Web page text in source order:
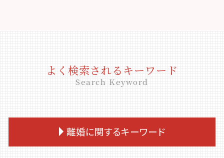
よく検索されるキーワード
Search Keyword
離婚に関するキーワード